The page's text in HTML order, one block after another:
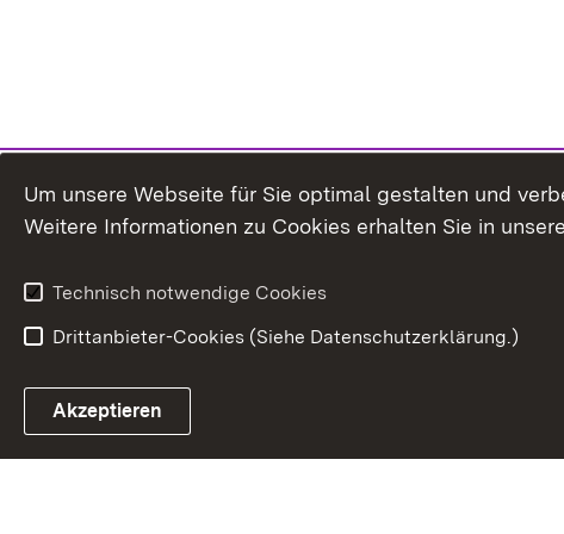
Um unsere Webseite für Sie optimal gestalten und
Weitere Informationen zu Cookies erhalten Sie in
Technisch notwendige Cookies
Drittanbieter-Cookies (Siehe Datenschutzerklärung.)
Akzeptieren